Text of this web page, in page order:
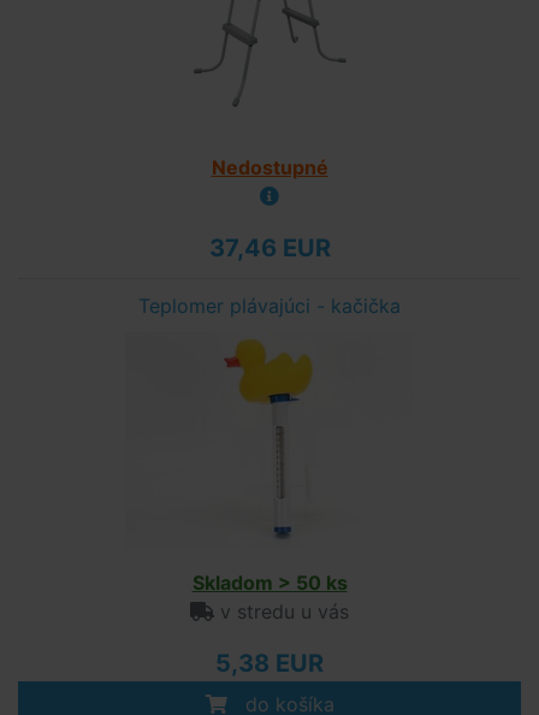
Nedostupné
37,46 EUR
Teplomer plávajúci - kačička
Skladom > 50 ks
v stredu u vás
5,38 EUR
do košíka